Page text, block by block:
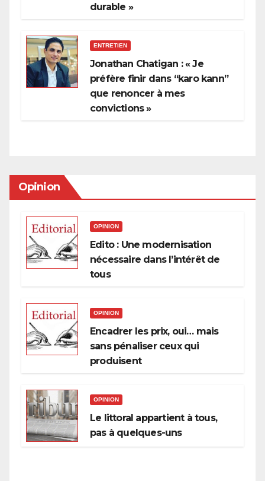
durable »
ENTRETIEN
Jonathan Chatigan : « Je
préfère finir dans “karo kann”
que renoncer à mes
convictions »
Opinion
OPINION
Edito : Une modernisation
nécessaire dans l’intérêt de
tous
OPINION
Encadrer les prix, oui… mais
sans pénaliser ceux qui
produisent
OPINION
Le littoral appartient à tous,
pas à quelques-uns